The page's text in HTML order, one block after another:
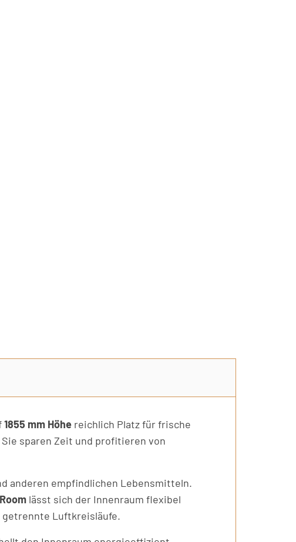
1855 mm Höhe reichlich Platz für frische
sparen Zeit und profitieren von
anderen empfindlichen Lebensmitteln.
lässt sich der Innenraum flexibel
Luftkreisläufe.